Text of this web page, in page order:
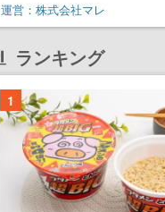
運営：株式会社マレ
ランキング
1